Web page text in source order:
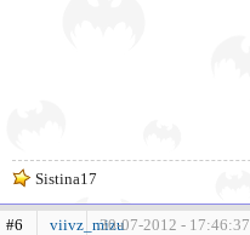
Sistina17
#6 viivz_mizu30-07-2012 - 17:46:37